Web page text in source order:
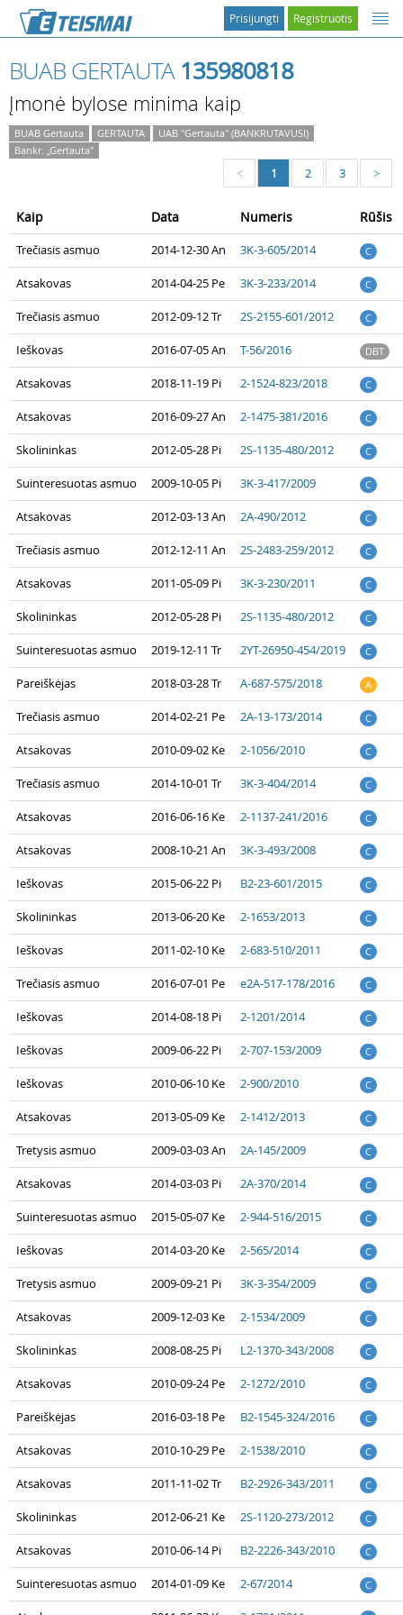
Registruotis
Prisijungti
BUAB GERTAUTA 135980818
Įmonė bylose minima kaip
BUAB Gertauta GERTAUTA
UAB "Gertauta" (BANKRUTAVUSI)
Bankr. „Gertauta"
< 1 2 3 >
Kaip Data Numeris Rūšis
Trečiasis asmuo 2014-12-30 An 3K-3-605/2014 C
Atsakovas 2014-04-25 Pe 3K-3-233/2014 C
Trečiasis asmuo 2012-09-12 Tr 2S-2155-601/2012 C
Ieškovas 2016-07-05 An T-56/2016 DBT
Atsakovas 2018-11-19 Pi 2-1524-823/2018 C
Atsakovas 2016-09-27 An 2-1475-381/2016 C
Skolininkas 2012-05-28 Pi 2S-1135-480/2012 C
Suinteresuotas asmuo 2009-10-05 Pi 3K-3-417/2009 C
Atsakovas 2012-03-13 An 2A-490/2012 C
Trečiasis asmuo 2012-12-11 An 2S-2483-259/2012 C
Atsakovas 2011-05-09 Pi 3K-3-230/2011 C
Skolininkas 2012-05-28 Pi 2S-1135-480/2012 C
Suinteresuotas asmuo 2019-12-11 Tr 2YT-26950-454/2019 C
Pareiškėjas 2018-03-28 Tr A-687-575/2018 A
Trečiasis asmuo 2014-02-21 Pe 2A-13-173/2014 C
Atsakovas 2010-09-02 Ke 2-1056/2010 C
Trečiasis asmuo 2014-10-01 Tr 3K-3-404/2014 C
Atsakovas 2016-06-16 Ke 2-1137-241/2016 C
Atsakovas 2008-10-21 An 3K-3-493/2008 C
Ieškovas 2015-06-22 Pi B2-23-601/2015 C
Skolininkas 2013-06-20 Ke 2-1653/2013 C
Ieškovas 2011-02-10 Ke 2-683-510/2011 C
Trečiasis asmuo 2016-07-01 Pe e2A-517-178/2016 C
Ieškovas 2014-08-18 Pi 2-1201/2014 C
Ieškovas 2009-06-22 Pi 2-707-153/2009 C
Ieškovas 2010-06-10 Ke 2-900/2010 C
Atsakovas 2013-05-09 Ke 2-1412/2013 C
Tretysis asmuo 2009-03-03 An 2A-145/2009 C
Atsakovas 2014-03-03 Pi 2A-370/2014 C
Suinteresuotas asmuo 2015-05-07 Ke 2-944-516/2015 C
Ieškovas 2014-03-20 Ke 2-565/2014 C
Tretysis asmuo 2009-09-21 Pi 3K-3-354/2009 C
Atsakovas 2009-12-03 Ke 2-1534/2009 C
Skolininkas 2008-08-25 Pi L2-1370-343/2008 C
Atsakovas 2010-09-24 Pe 2-1272/2010 C
Pareiškėjas 2016-03-18 Pe B2-1545-324/2016 C
Atsakovas 2010-10-29 Pe 2-1538/2010 C
Atsakovas 2011-11-02 Tr B2-2926-343/2011 C
Skolininkas 2012-06-21 Ke 2S-1120-273/2012 C
Atsakovas 2010-06-14 Pi B2-2226-343/2010 C
Suinteresuotas asmuo 2014-01-09 Ke 2-67/2014 C